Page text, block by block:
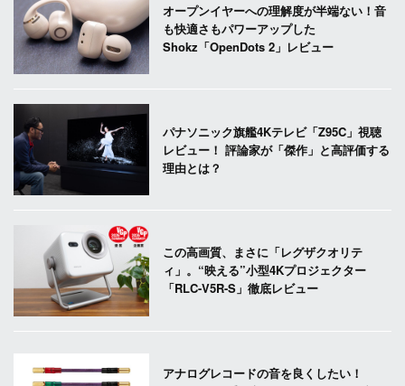
オープンイヤーへの理解度が半端ない！音
も快適さもパワーアップした
Shokz「OpenDots 2」レビュー
パナソニック旗艦4Kテレビ「Z95C」視聴
レビュー！ 評論家が「傑作」と高評価する
理由とは？
この高画質、まさに「レグザクオリテ
ィ」。“映える”小型4Kプロジェクター
「RLC-V5R-S」徹底レビュー
アナログレコードの音を良くしたい！